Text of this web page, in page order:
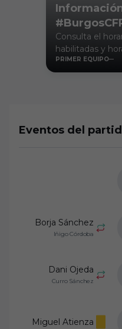
Consulta el
habilitadas y
mismas
PRIMER EQUIPO
Eventos del
Borja Sánchez
Iñigo Córdoba
Dani Ojeda
Curro Sánchez
Miguel Atienza